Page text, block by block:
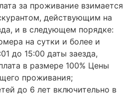
за проживание взимается
действующим на
и в следующем порядке:
на сутки и более и
до 15:00 даты заезда,
в размере 100% Цены
проживания;
до 6 лет включительно в